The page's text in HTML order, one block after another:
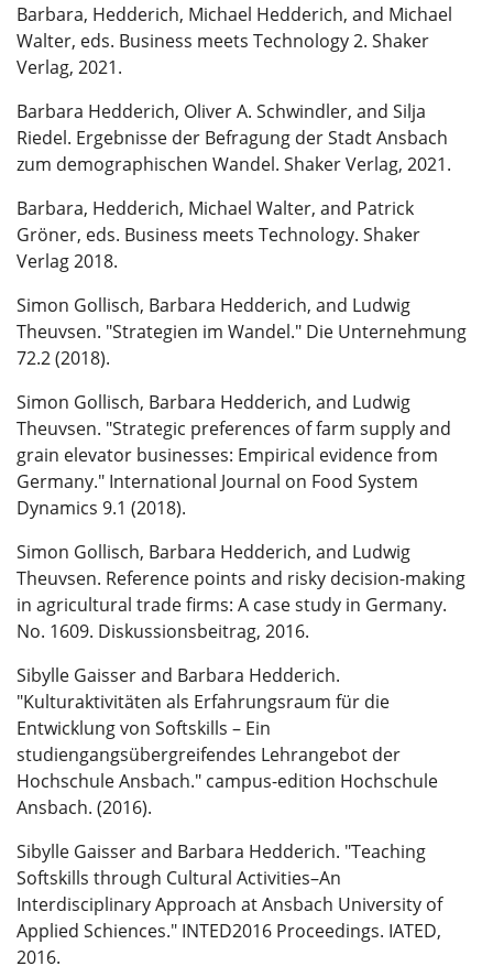
Barbara, Hedderich, Michael Hedderich, and Michael
Walter, eds. Business meets Technology 2. Shaker
Verlag, 2021.
Barbara Hedderich, Oliver A. Schwindler, and Silja
Riedel. Ergebnisse der Befragung der Stadt Ansbach
zum demographischen Wandel. Shaker Verlag, 2021.
Barbara, Hedderich, Michael Walter, and Patrick
Gröner, eds. Business meets Technology. Shaker
Verlag 2018.
Simon Gollisch, Barbara Hedderich, and Ludwig
Theuvsen. "Strategien im Wandel." Die Unternehmung
72.2 (2018).
Simon Gollisch, Barbara Hedderich, and Ludwig
Theuvsen. "Strategic preferences of farm supply and
grain elevator businesses: Empirical evidence from
Germany." International Journal on Food System
Dynamics 9.1 (2018).
Simon Gollisch, Barbara Hedderich, and Ludwig
Theuvsen. Reference points and risky decision-making
in agricultural trade firms: A case study in Germany.
No. 1609. Diskussionsbeitrag, 2016.
Sibylle Gaisser and Barbara Hedderich.
"Kulturaktivitäten als Erfahrungsraum für die
Entwicklung von Softskills – Ein
studiengangsübergreifendes Lehrangebot der
Hochschule Ansbach." campus-edition Hochschule
Ansbach. (2016).
Sibylle Gaisser and Barbara Hedderich. "Teaching
Softskills through Cultural Activities–An
Interdisciplinary Approach at Ansbach University of
Applied Schiences." INTED2016 Proceedings. IATED,
2016.